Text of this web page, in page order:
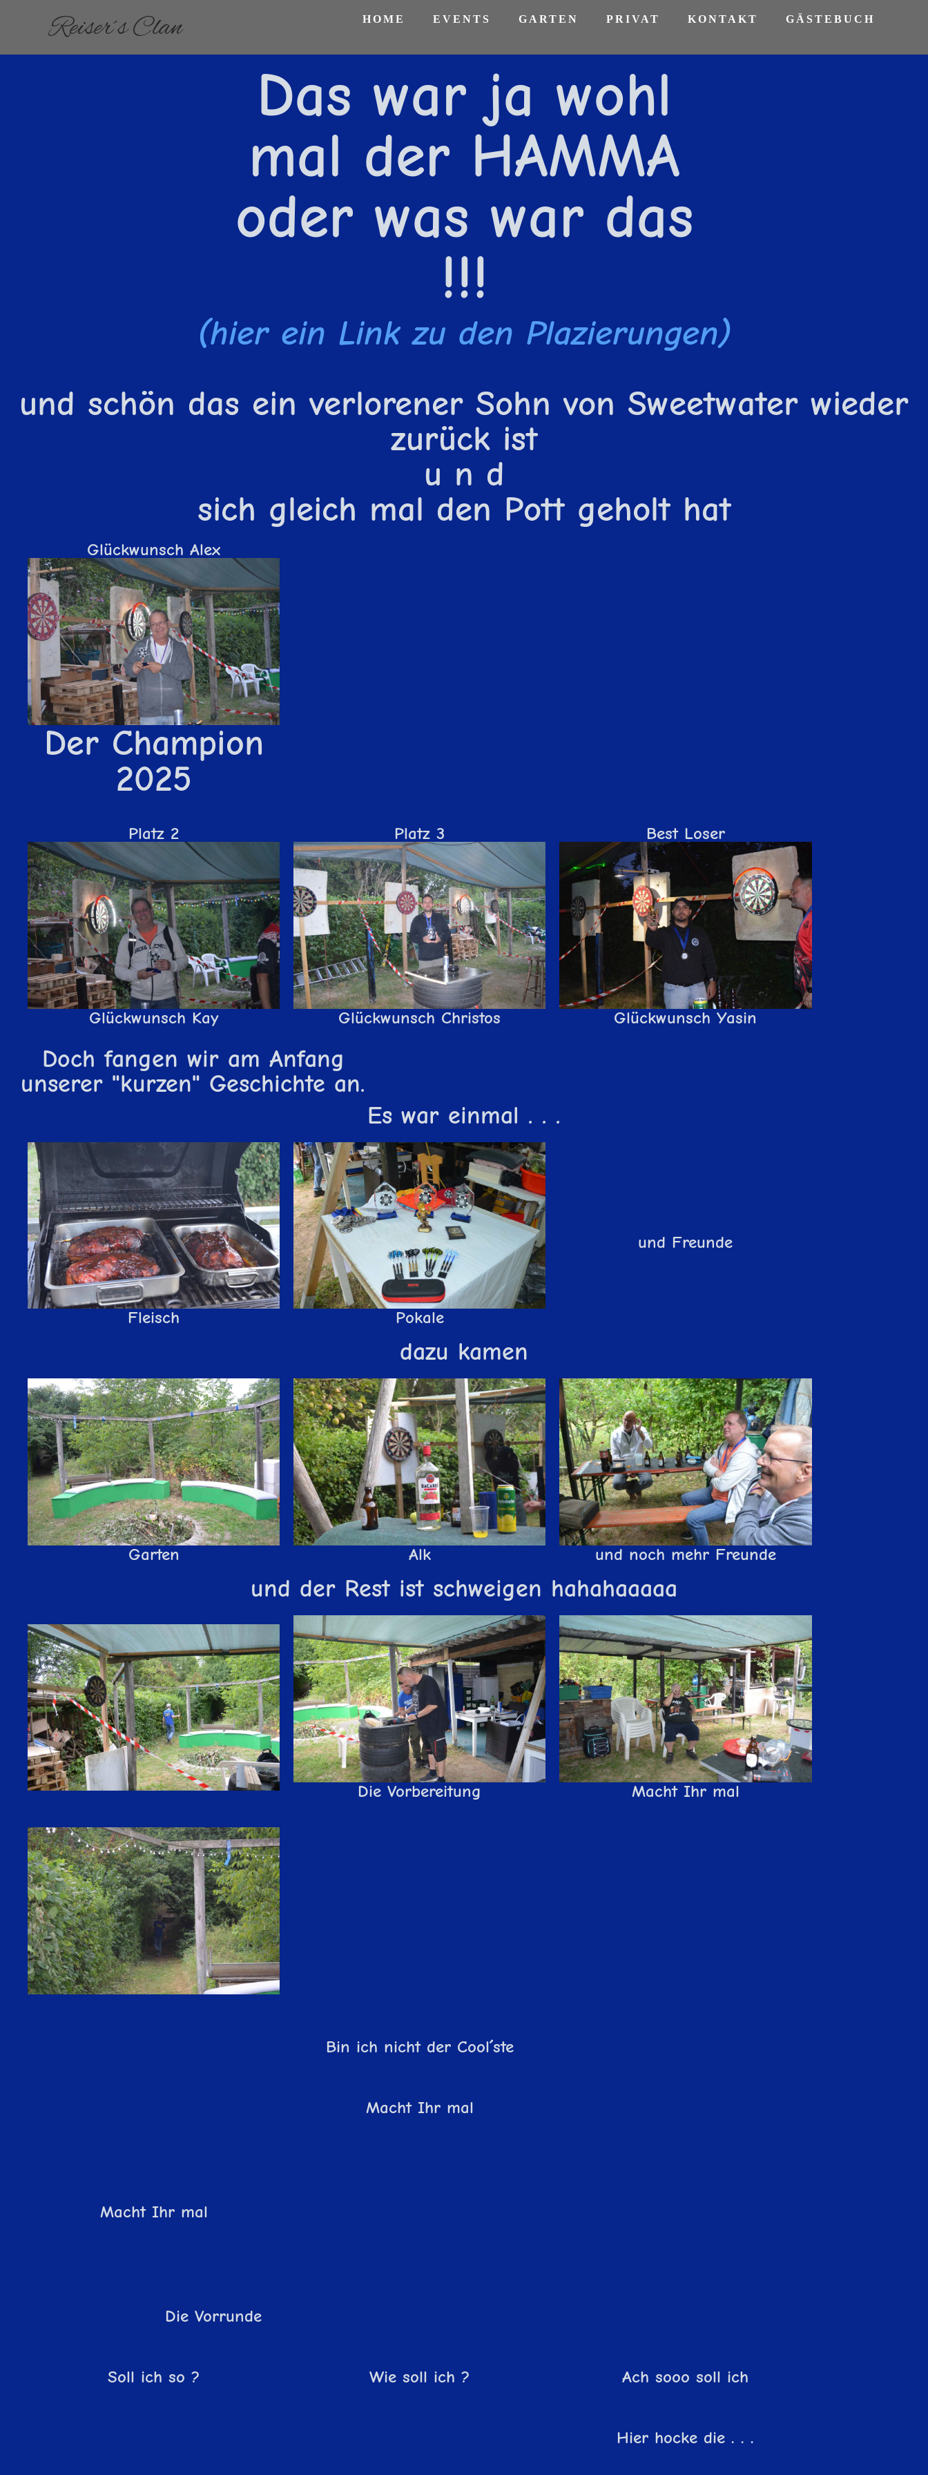
Reiser´s Clan HOME EVENTS GARTEN PRIVAT KONTAKT GÄSTEBUCH
Das war ja wohl
mal der HAMMA
oder was war das
!!!
(hier ein Link zu den Plazierungen)
und schön das ein verlorener Sohn von Sweetwater wieder
zurück ist
u n d
sich gleich mal den Pott geholt hat
Glückwunsch Alex
Der Champion
2025
Platz 2
Glückwunsch Kay
Platz 3
Glückwunsch Christos
Best Loser
Glückwunsch Yasin
Doch fangen wir am Anfang
unserer "kurzen" Geschichte an.
Es war einmal . . .
Fleisch Pokale
und Freunde
dazu kamen
Garten Alk und noch mehr Freunde
und der Rest ist schweigen hahahaaaaa
Die Vorbereitung Macht Ihr mal
Bin ich nicht der Cool´ste
Macht Ihr mal
Macht Ihr mal
Die Vorrunde
Soll ich so ? Wie soll ich ? Ach sooo soll ich
Hier hocke die . . .